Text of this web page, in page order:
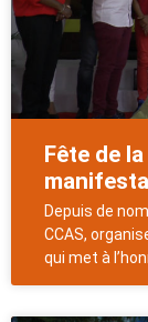
Fête de
Depuis de
CCAS,
qui met à